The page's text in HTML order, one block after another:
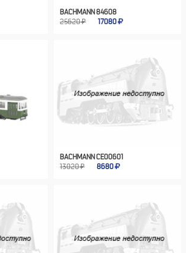
BACHMANN 84608
25620 ₽
17080
BACHMANN CE00601
13020 ₽
8680